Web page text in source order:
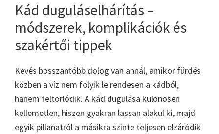
Kád duguláselhárítás –
módszerek, komplikációk és
szakértői tippek
Kevés bosszantóbb dolog van annál, amikor fürdés
közben a víz nem folyik le rendesen a kádból,
hanem feltorlódik. A kád dugulása különösen
kellemetlen, hiszen gyakran lassan alakul ki, majd
egyik pillanatról a másikra szinte teljesen elzáródik